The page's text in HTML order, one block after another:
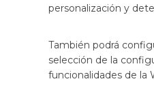
personalización y
También podrá
selección de la
funcionalidades de la